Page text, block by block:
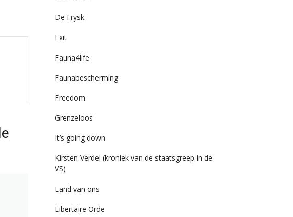
De Frysk
Exit
Fauna4life
Faunabescherming
Freedom
Grenzeloos
It’s going down
Kirsten Verdel (kroniek van de staatsgreep in de
VS)
Land van ons
Libertaire Orde